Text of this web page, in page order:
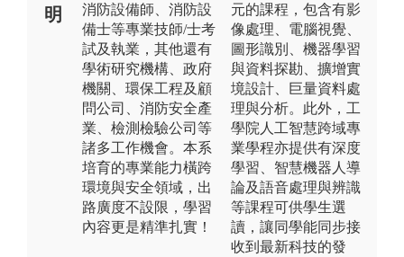
明
消防設備師、消防設
備士等專業技師/士考
試及執業，其他還有
學術研究機構、政府
機關、環保工程及顧
問公司、消防安全產
業、檢測檢驗公司等
諸多工作機會。本系
培育的專業能力橫跨
環境與安全領域，出
路廣度不設限，學習
內容更是精準扎實！
元的課程，包含有影
像處理、電腦視覺、
圖形識別、機器學習
與資料探勘、擴增實
境設計、巨量資料處
理與分析。此外，工
學院人工智慧跨域專
業學程亦提供有深度
學習、智慧機器人導
論及語音處理與辨識
等課程可供學生選
讀，讓同學能同步接
收到最新科技的發